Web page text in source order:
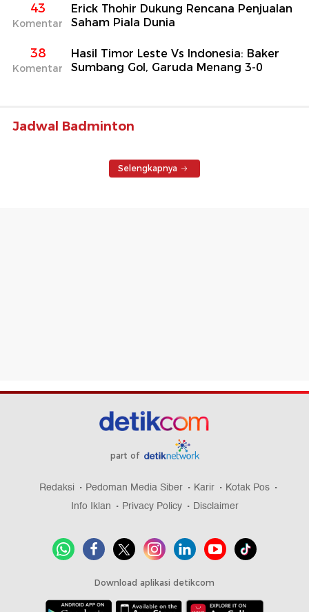
43
Komentar
Erick Thohir Dukung Rencana Penjualan
Saham Piala Dunia
38
Komentar
Hasil Timor Leste Vs Indonesia: Baker
Sumbang Gol, Garuda Menang 3-0
Jadwal Badminton
Selengkapnya
part of
Redaksi Pedoman Media Siber Karir
Kotak Pos
Info Iklan
Privacy Policy Disclaimer
Download aplikasi detikcom